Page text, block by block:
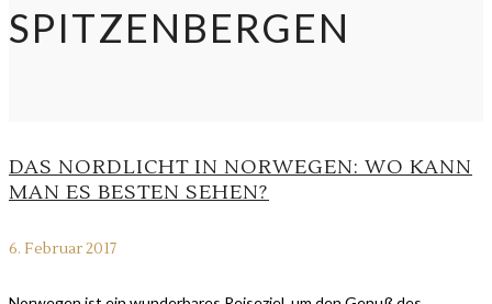
SPITZENBERGEN
DAS NORDLICHT IN NORWEGEN: WO KANN
MAN ES BESTEN SEHEN?
6. Februar 2017